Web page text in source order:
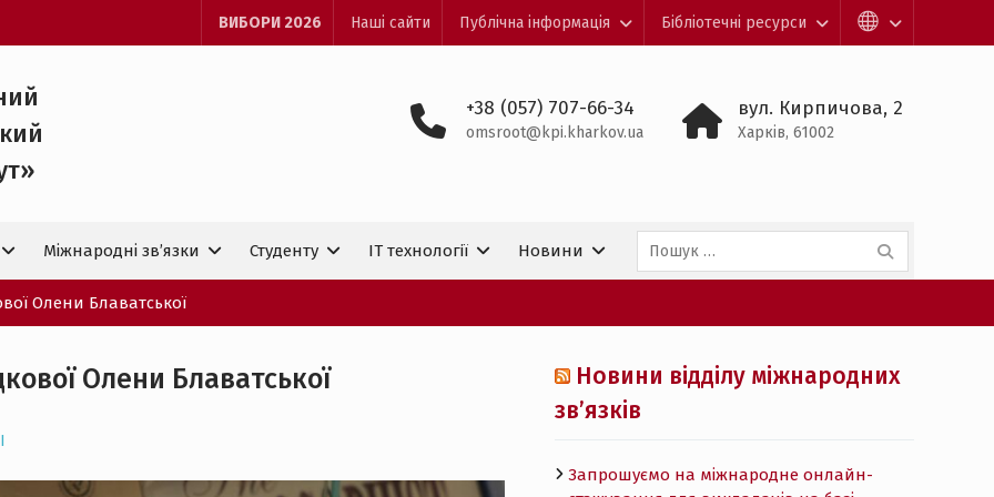
ВИБОРИ 2026 Наші сайти Публічна інформація Бібліотечні ресурси
+38 (057) 707-66-34
omsroot@kpi.kharkov.ua
вул. Кирпичова, 2
Харків, 61002
Міжнародні зв’язки Студенту IT технологiї Новини
Пошук:
Олени Блаватської
Олени Блаватської
Новини відділу міжнародних
зв’язків
Запрошуємо на міжнародне онлайн-